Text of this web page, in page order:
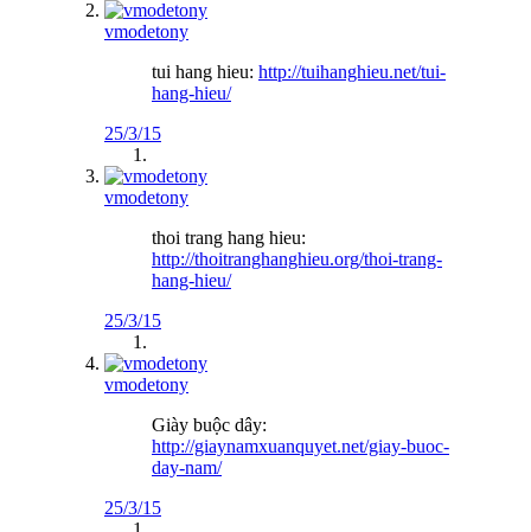
vmodetony
tui hang hieu: http://tuihanghieu.net/tui-
hang-hieu/
25/3/15
vmodetony
thoi trang hang hieu:
http://thoitranghanghieu.org/thoi-trang-
hang-hieu/
25/3/15
vmodetony
Giày buộc dây:
http://giaynamxuanquyet.net/giay-buoc-
day-nam/
25/3/15